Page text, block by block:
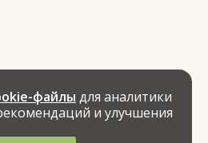
файлы для аналитики
и улучшения